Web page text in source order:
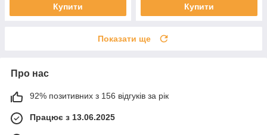
Купити Купити
Показати ще
Про нас
92% позитивних з 156 відгуків за рік
Працює з 13.06.2025